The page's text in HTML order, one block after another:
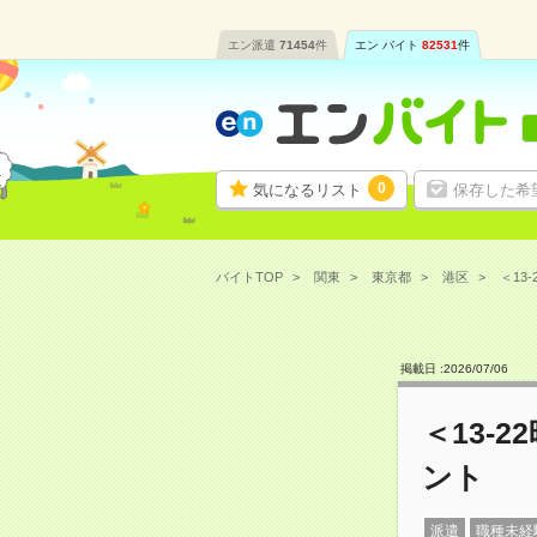
エン派遣 71454件 エン バイト 82531件
気になるリスト 0 保存した希
バイトTOP 関東 東京都 港区 ＜13-
掲載日 :2026/07/06
＜13-
ント
派遣 職種未経